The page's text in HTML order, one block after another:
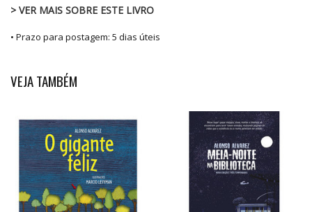
> VER MAIS SOBRE ESTE LIVRO
• Prazo para postagem: 5 dias úteis
VEJA TAMBÉM